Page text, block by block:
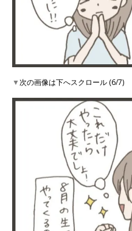
▼次の画像は下へスクロール (6/7)